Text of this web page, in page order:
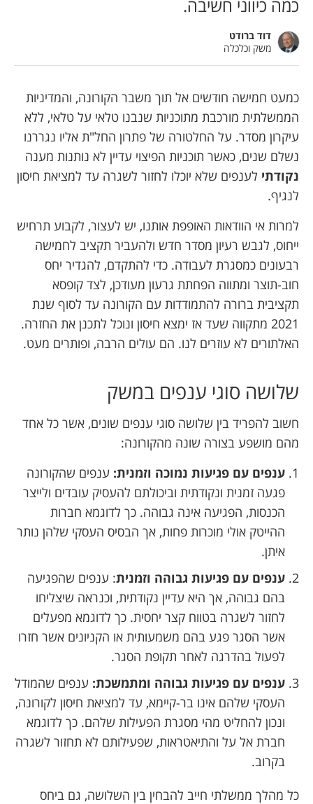
כמה כיווני חשיבה.
דוד ברודט
משק וכלכלה
כמעט חמישה חודשים אל תוך משבר הקורונה, והמדיניות
הממשלתית מורכבת מתוכניות שנבנו טלאי על טלאי, ללא
עיקרון מסדר. על החלטורה של פתרון החל"ת אליו נגררנו
נשלם שנים, כאשר תוכניות הפיצוי עדיין לא נותנות מענה
נקודתי לענפים שלא יוכלו לחזור לשגרה עד למציאת חיסון
לנגיף.
למרות אי הוודאות האופפת אותנו, יש לעצור, לקבוע תרחיש
ייחוס, לגבש רעיון מסדר חדש ולהעביר תקציב לחמישה
רבעונים כמסגרת לעבודה. כדי להתקדם, להגדיר יחס
חוב-תוצר ומתווה הפחתת גרעון מעודכן, לצד קופסא
תקציבית ברורה להתמודדות עם הקורונה עד לסוף שנת
2021 מתקווה שעד אז ימצא חיסון ונוכל לתכנן את החזרה.
האלתורים לא עוזרים לנו. הם עולים הרבה, ופותרים מעט.
שלושה סוגי ענפים במשק
חשוב להפריד בין שלושה סוגי ענפים שונים, אשר כל אחד
מהם מושפע בצורה שונה מהקורונה:
ענפים עם פגיעות נמוכה וזמנית: ענפים שהקורונה
פגעה זמנית ונקודתית וביכולתם להעסיק עובדים ולייצר
הכנסות, הפגיעה אינה גבוהה. כך לדוגמא חברות
ההייטק אולי מוכרות פחות, אך הבסיס העסקי שלהן נותר
איתן.
ענפים עם פגיעות גבוהה וזמנית: ענפים שהפגיעה
בהם גבוהה, אך היא עדיין נקודתית, וכנראה שיצליחו
לחזור לשגרה בטווח קצר יחסית. כך לדוגמא מפעלים
אשר הסגר פגע בהם משמעותית או הקניונים אשר חזרו
לפעול בהדרגה לאחר תקופת הסגר.
ענפים עם פגיעות גבוהה ומתמשכת: ענפים שהמודל
העסקי שלהם אינו בר-קיימא, עד למציאת חיסון לקורונה,
ונכון להחליט מהי מסגרת הפעילות שלהם. כך לדוגמא
חברת אל על והתיאטראות, שפעילותם לא תחזור לשגרה
בקרוב.
כל מהלך ממשלתי חייב להבחין בין השלושה, גם ביחס